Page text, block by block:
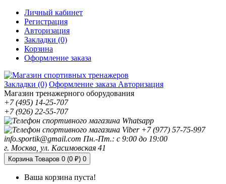
Личный кабинет
Регистрация
Авторизация
Закладки (0)
Корзина
Оформление заказа
Закладки (0) Оформление заказа Авторизация
Магазин тренажерного оборудования
+7 (495) 14-25-707
+7 (926) 22-55-707
+7 (977) 57-75-997
info.sportik@gmail.com Пн.-Пт.: с 9:00 до 19:00
г. Москва, ул. Касимовская 41
Корзина Товаров 0 (0 ₽) 0
Ваша корзина пуста!